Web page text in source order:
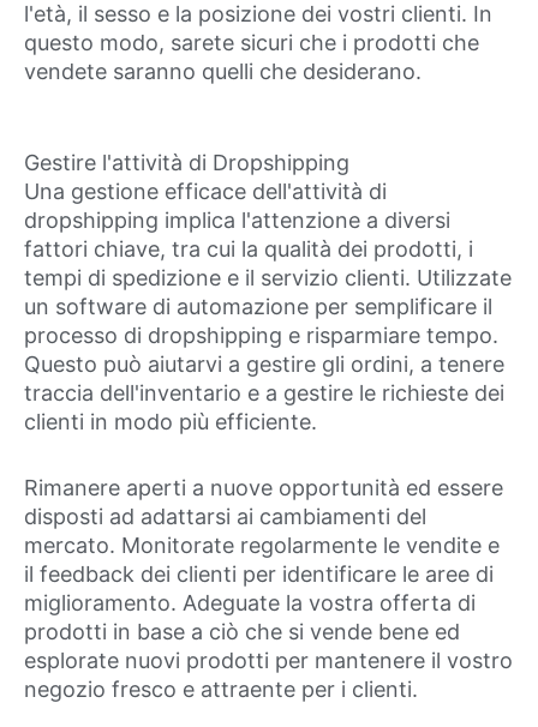
l'età, il sesso e la posizione dei vostri clienti. In
questo modo, sarete sicuri che i prodotti che
vendete saranno quelli che desiderano.
Gestire l'attività di Dropshipping
Una gestione efficace dell'attività di
dropshipping implica l'attenzione a diversi
fattori chiave, tra cui la qualità dei prodotti, i
tempi di spedizione e il servizio clienti. Utilizzate
un software di automazione per semplificare il
processo di dropshipping e risparmiare tempo.
Questo può aiutarvi a gestire gli ordini, a tenere
traccia dell'inventario e a gestire le richieste dei
clienti in modo più efficiente.
Rimanere aperti a nuove opportunità ed essere
disposti ad adattarsi ai cambiamenti del
mercato. Monitorate regolarmente le vendite e
il feedback dei clienti per identificare le aree di
miglioramento. Adeguate la vostra offerta di
prodotti in base a ciò che si vende bene ed
esplorate nuovi prodotti per mantenere il vostro
negozio fresco e attraente per i clienti.